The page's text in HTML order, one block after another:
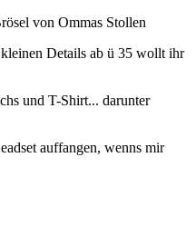
von Ommas Stollen
Details ab ü 35 wollt ihr
und T-Shirt... darunter
auffangen, wenns mir